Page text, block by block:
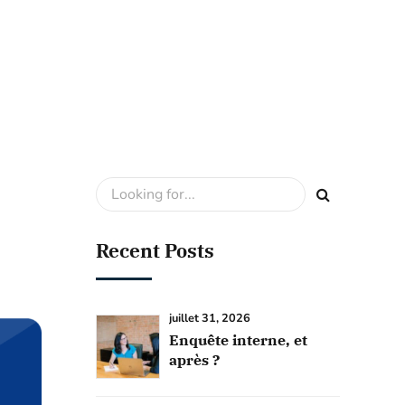
Recent Posts
juillet 31, 2026
Enquête interne, et
après ?